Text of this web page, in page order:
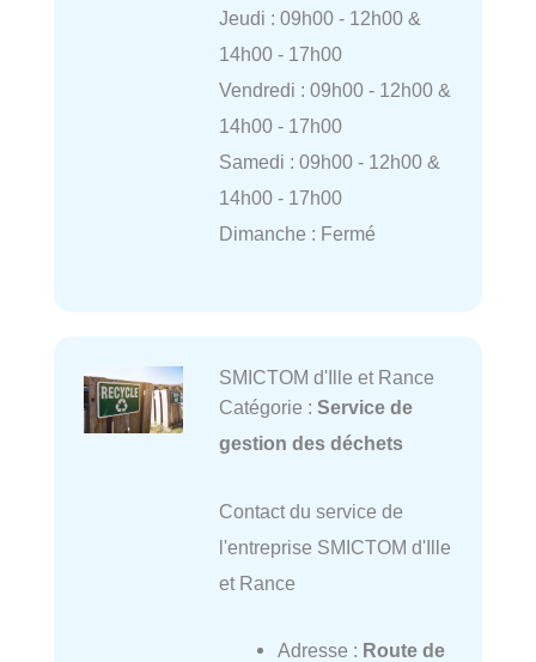
Jeudi : 09h00 - 12h00 &
14h00 - 17h00
Vendredi : 09h00 - 12h00 &
14h00 - 17h00
Samedi : 09h00 - 12h00 &
14h00 - 17h00
Dimanche : Fermé
SMICTOM d'Ille et Rance
Catégorie : Service de
gestion des déchets
Contact du service de
l'entreprise SMICTOM d'Ille
et Rance
Adresse : Route de